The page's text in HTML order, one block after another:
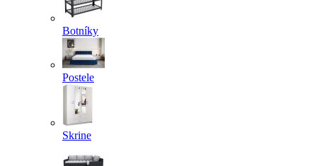
Botníky
Postele
Skrine